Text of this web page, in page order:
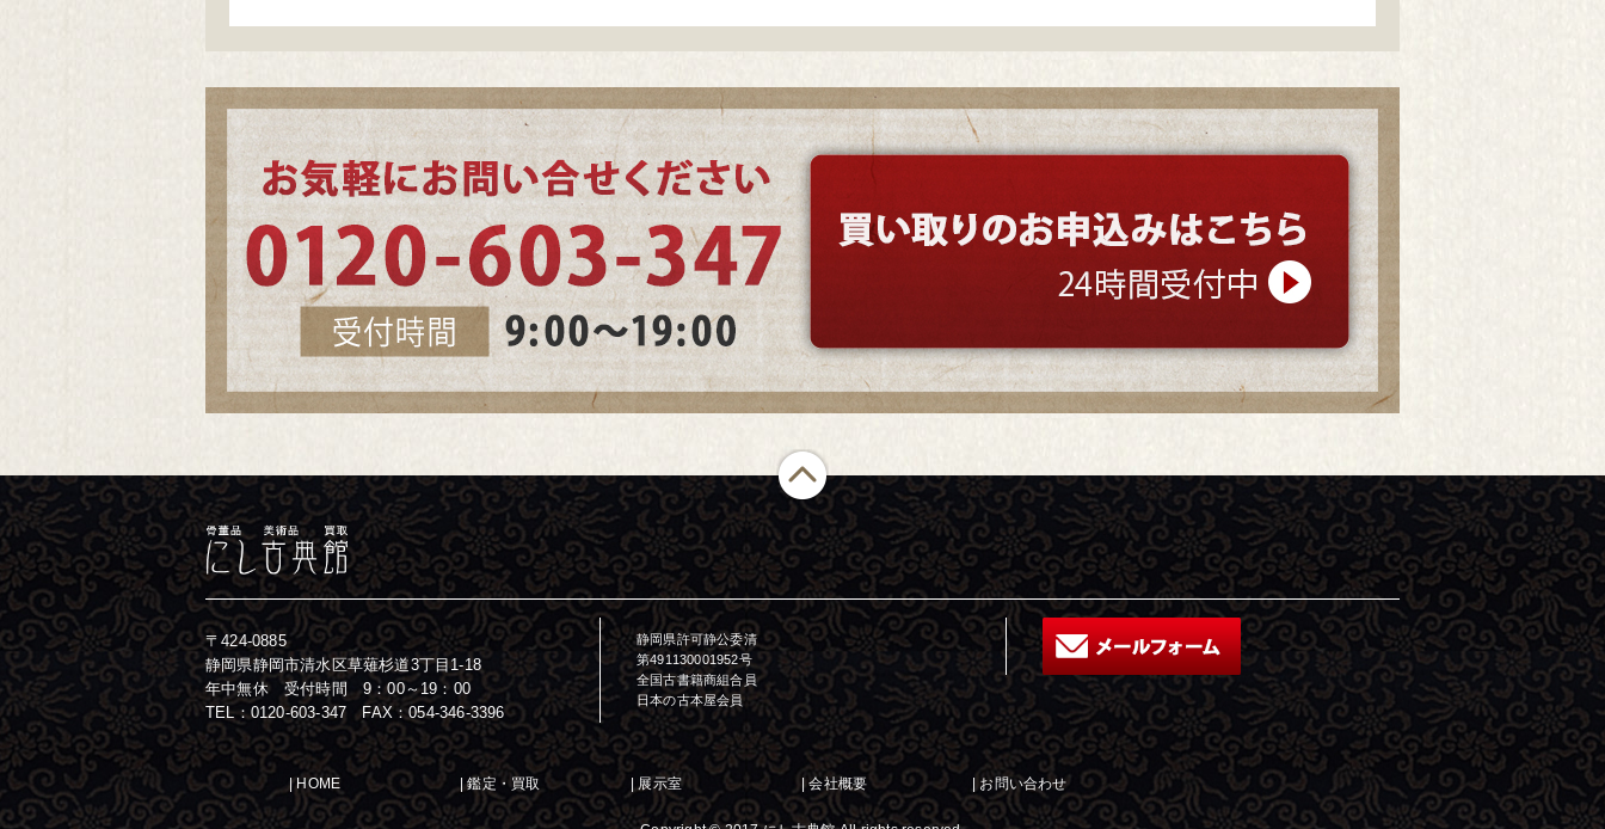
〒424-0885
静岡県静岡市清水区草薙杉道3丁目1-18
年中無休 受付時間 9：00～19：00
TEL：0120-603-347 FAX：054-346-3396
静岡県許可静公委清
第491130001952号
全国古書籍商組合員
日本の古本屋会員
|HOME |鑑定・買取 展示室 |会社概要 お問い合わせ